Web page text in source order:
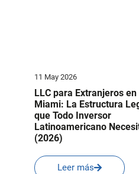
11 May 2026
LLC para Extranjeros en
Miami: La Estructura
que Todo Inversor
Latinoamericano
(2026)
Leer más